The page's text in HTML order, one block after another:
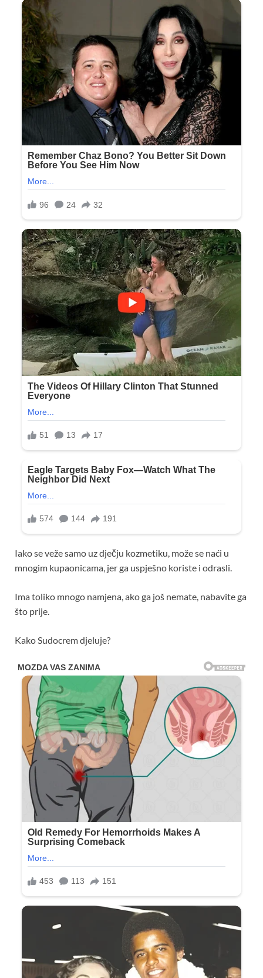
Iako se veže samo uz dječju kozmetiku, može se naći u
mnogim kupaonicama, jer ga uspješno koriste i odrasli.
Ima toliko mnogo namjena, ako ga još nemate, nabavite ga
što prije.
Kako Sudocrem djeluje?